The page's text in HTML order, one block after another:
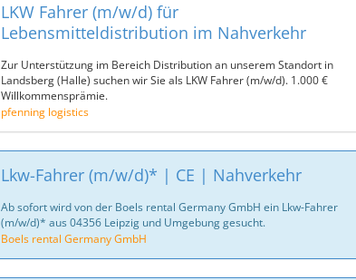
LKW Fahrer (m/w/d) für
Lebensmitteldistribution im Nahverkehr
Zur Unterstützung im Bereich Distribution an unserem Standort in
Landsberg (Halle) suchen wir Sie als LKW Fahrer (m/w/d). 1.000 €
Willkommensprämie.
pfenning logistics
Lkw-Fahrer (m/w/d)* | CE | Nahverkehr
Ab sofort wird von der Boels rental Germany GmbH ein Lkw-Fahrer
(m/w/d)* aus 04356 Leipzig und Umgebung gesucht.
Boels rental Germany GmbH